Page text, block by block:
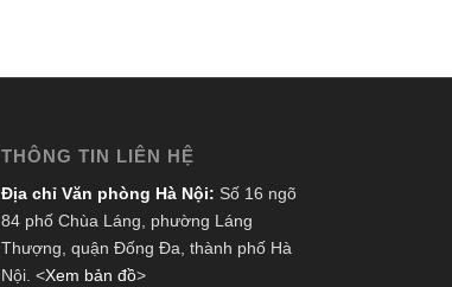
THÔNG TIN LIÊN HỆ
Địa chỉ Văn phòng Hà Nội: Số 16 ngõ
84 phố Chùa Láng, phường Láng
Thượng, quận Đống Đa, thành phố Hà
Nội. <Xem bản đồ>